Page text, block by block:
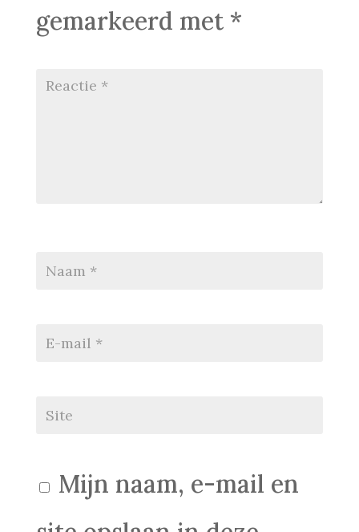
gemarkeerd met *
Mijn naam, e-mail en